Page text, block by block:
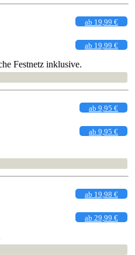
ab 19,99 €
ab 19,99 €
Festnetz inklusive.
ab 9,95 €
ab 9,95 €
ab 19,98 €
ab 29,99 €